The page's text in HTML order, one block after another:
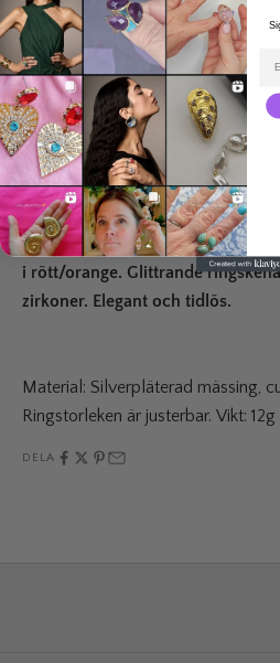
0 recensioner
LÄGG I
Leveranstid: 2-5 vardagar
30-day returns
En fantastisk cocktailring med en
i rött/orange. Glittrande
zirkoner. Elegant och tidlös.
Material: Silverpläterad mässing,
Ringstorleken är justerbar. Vikt: 12g
DELA